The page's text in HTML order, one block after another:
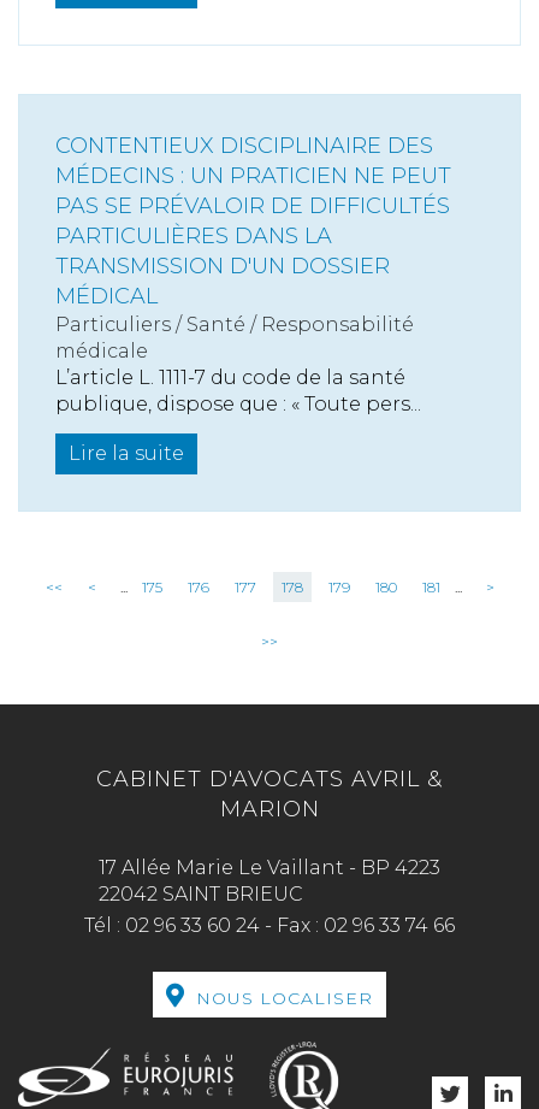
CONTENTIEUX DISCIPLINAIRE DES
MÉDECINS : UN PRATICIEN NE PEUT
PAS SE PRÉVALOIR DE DIFFICULTÉS
PARTICULIÈRES DANS LA
TRANSMISSION D'UN DOSSIER
MÉDICAL
Particuliers / Santé / Responsabilité
médicale
L’article L. 1111-7 du code de la santé
publique, dispose que : « Toute pers...
Lire la suite
<< < ... 175 176 177 178 179 180 181 ... >
>>
CABINET D'AVOCATS AVRIL &
MARION
17 Allée Marie Le Vaillant - BP 4223
22042 SAINT BRIEUC
Tél : 02 96 33 60 24 - Fax : 02 96 33 74 66
NOUS LOCALISER